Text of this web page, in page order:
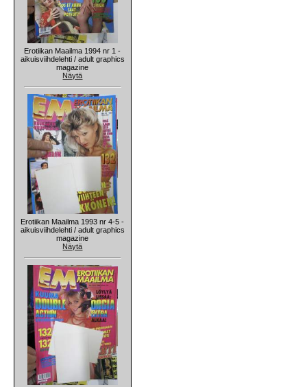
Erotiikan Maailma 1994 nr 1 -
aikuisviihdelehti / adult graphics
magazine
Näytä
Erotiikan Maailma 1993 nr 4-5 -
aikuisviihdelehti / adult graphics
magazine
Näytä